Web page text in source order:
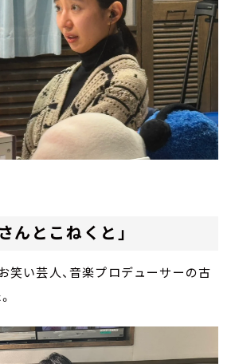
んとこねくと」
笑い芸人、音楽プロデューサーの古